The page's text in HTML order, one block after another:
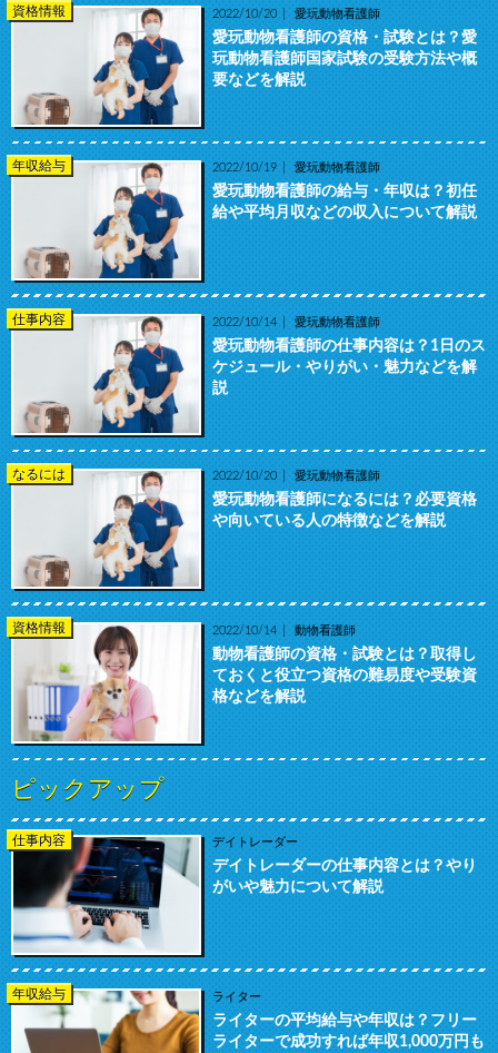
資格情報 2022/10/20 愛玩動物看護師
愛玩動物看護師の資格・試験とは？愛
玩動物看護師国家試験の受験方法や概
要などを解説
年収給与 2022/10/19 愛玩動物看護師
愛玩動物看護師の給与・年収は？初任
給や平均月収などの収入について解説
仕事内容 2022/10/14 愛玩動物看護師
愛玩動物看護師の仕事内容は？1日のス
ケジュール・やりがい・魅力などを解
説
なるには 2022/10/20 愛玩動物看護師
愛玩動物看護師になるには？必要資格
や向いている人の特徴などを解説
資格情報 2022/10/14 動物看護師
動物看護師の資格・試験とは？取得し
ておくと役立つ資格の難易度や受験資
格などを解説
ピックアップ
仕事内容 デイトレーダー
デイトレーダーの仕事内容とは？やり
がいや魅力について解説
年収給与 ライター
ライターの平均給与や年収は？フリー
ライターで成功すれば年収1,000万円も